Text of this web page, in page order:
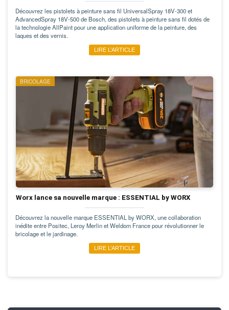
Découvrez les pistolets à peinture sans fil UniversalSpray 18V-300 et
AdvancedSpray 18V-500 de Bosch, des pistolets à peinture sans fil dotés de
la technologie AllPaint pour une application uniforme de la peinture, des
laques et des vernis.
LIRE L’ARTICLE
BRICOLAGE
Worx lance sa nouvelle marque : ESSENTIAL by WORX
Découvrez la nouvelle marque ESSENTIAL by WORX, une collaboration
inédite entre Positec, Leroy Merlin et Weldom France pour révolutionner le
bricolage et le jardinage.
LIRE L’ARTICLE